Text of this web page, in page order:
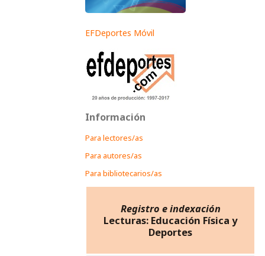
EFDeportes Móvil
Información
Para lectores/as
Para autores/as
Para bibliotecarios/as
Registro e indexación
Lecturas: Educación Física y
Deportes